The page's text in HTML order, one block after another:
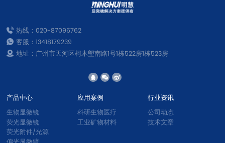
热线：020-87096762
客服：13418179239
地址：广州市天河区柯木塱南路1号1栋522房1栋523房
产品中心
生物显微镜
荧光显微镜
荧光附件/光源
应用案例
科研生物医疗
工业矿物材料
行业资讯
公司动态
技术文章